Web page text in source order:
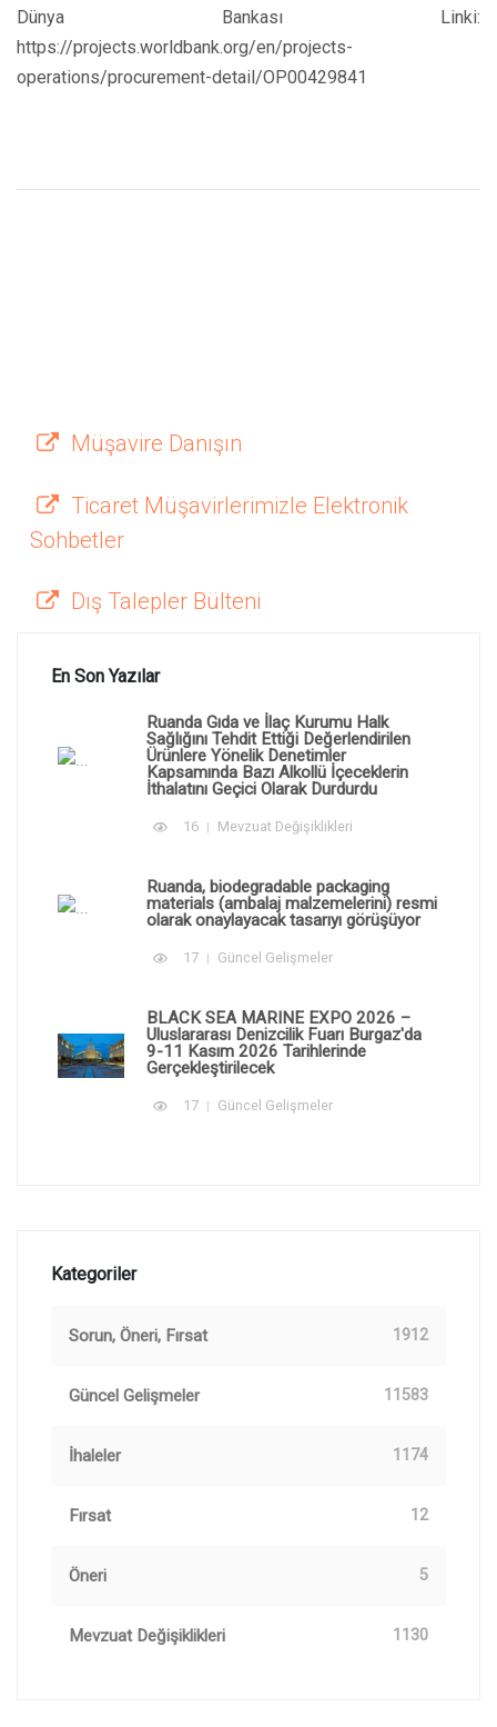
Dünya Bankası Linki:
https://projects.worldbank.org/en/projects-
operations/procurement-detail/OP00429841
Müşavire Danışın
Ticaret Müşavirlerimizle Elektronik
Sohbetler
Dış Talepler Bülteni
En Son Yazılar
Ruanda Gıda ve İlaç Kurumu Halk
Sağlığını Tehdit Ettiği Değerlendirilen
Ürünlere Yönelik Denetimler
Kapsamında Bazı Alkollü İçeceklerin
İthalatını Geçici Olarak Durdurdu
16 Mevzuat Değişiklikleri
Ruanda, biodegradable packaging
materials (ambalaj malzemelerini) resmi
olarak onaylayacak tasarıyı görüşüyor
17 Güncel Gelişmeler
BLACK SEA MARINE EXPO 2026 –
Uluslararası Denizcilik Fuarı Burgaz'da
9-11 Kasım 2026 Tarihlerinde
Gerçekleştirilecek
17 Güncel Gelişmeler
Kategoriler
Sorun, Öneri, Fırsat 1912
Güncel Gelişmeler 11583
İhaleler 1174
Fırsat 12
Öneri 5
Mevzuat Değişiklikleri 1130